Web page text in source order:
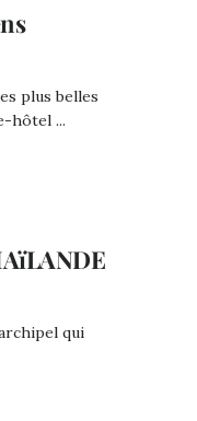
plus belles
hôtel ...
qui